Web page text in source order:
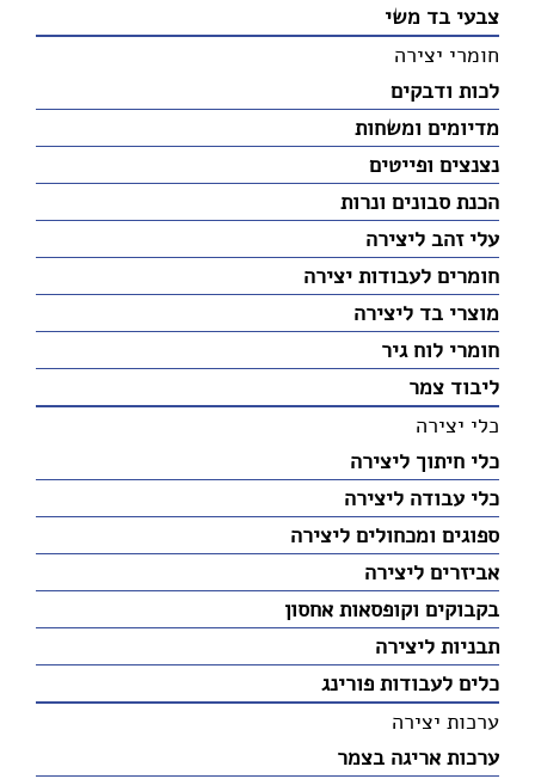
צבעי בד משי
חומרי יצירה
לכות ודבקים
מדיומים ומשחות
נצנצים ופייטים
הכנת סבונים ונרות
עלי זהב ליצירה
חומרים לעבודות יצירה
מוצרי בד ליצירה
חומרי לוח גיר
ליבוד צמר
כלי יצירה
כלי חיתוך ליצירה
כלי עבודה ליצירה
ספוגים ומכחולים ליצירה
אביזרים ליצירה
בקבוקים וקופסאות אחסון
תבניות ליצירה
כלים לעבודות פורינג
ערכות יצירה
ערכות אריגה בצמר